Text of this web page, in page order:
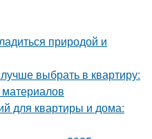
природой и
выбрать в квартиру:
материалов
для квартиры и дома: